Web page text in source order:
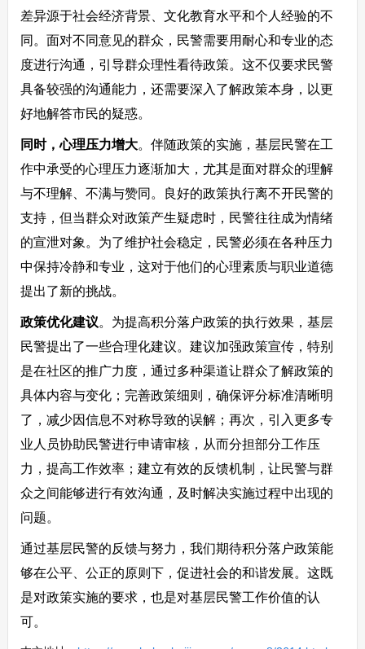
差异源于社会经济背景、文化教育水平和个人经验的不
同。面对不同意见的群众，民警需要用耐心和专业的态
度进行沟通，引导群众理性看待政策。这不仅要求民警
具备较强的沟通能力，还需要深入了解政策本身，以更
好地解答市民的疑惑。
同时，心理压力增大。伴随政策的实施，基层民警在工
作中承受的心理压力逐渐加大，尤其是面对群众的理解
与不理解、不满与赞同。良好的政策执行离不开民警的
支持，但当群众对政策产生疑虑时，民警往往成为情绪
的宣泄对象。为了维护社会稳定，民警必须在各种压力
中保持冷静和专业，这对于他们的心理素质与职业道德
提出了新的挑战。
政策优化建议。为提高积分落户政策的执行效果，基层
民警提出了一些合理化建议。建议加强政策宣传，特别
是在社区的推广力度，通过多种渠道让群众了解政策的
具体内容与变化；完善政策细则，确保评分标准清晰明
了，减少因信息不对称导致的误解；再次，引入更多专
业人员协助民警进行申请审核，从而分担部分工作压
力，提高工作效率；建立有效的反馈机制，让民警与群
众之间能够进行有效沟通，及时解决实施过程中出现的
问题。
通过基层民警的反馈与努力，我们期待积分落户政策能
够在公平、公正的原则下，促进社会的和谐发展。这既
是对政策实施的要求，也是对基层民警工作价值的认
可。